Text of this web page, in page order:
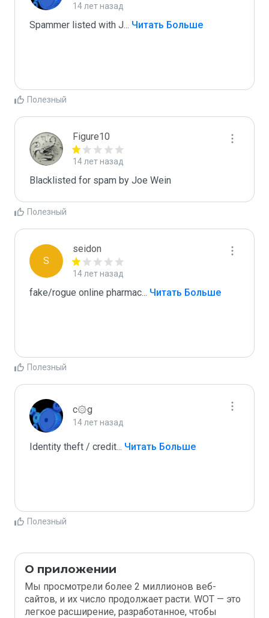
14 лет назад
Spammer listed with J... Читать Больше
Полезный
Figure10
14 лет назад
Blacklisted for spam by Joe Wein
Полезный
S
seidon
14 лет назад
fake/rogue online pharmac... Читать Больше
Полезный
c۞g
14 лет назад
Identity theft / credit... Читать Больше
Полезный
О приложении
Мы просмотрели более 2 миллионов веб-
сайтов, и их число продолжает расти. WOT — это
легкое расширение, разработанное, чтобы